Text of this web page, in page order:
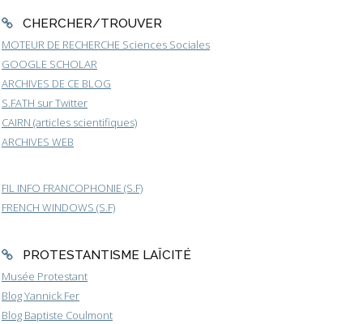
CHERCHER/TROUVER
MOTEUR DE RECHERCHE Sciences Sociales
GOOGLE SCHOLAR
ARCHIVES DE CE BLOG
S.FATH sur Twitter
CAIRN (articles scientifiques)
ARCHIVES WEB
FIL INFO FRANCOPHONIE (S.F)
FRENCH WINDOWS (S.F)
PROTESTANTISME LAÏCITÉ
Musée Protestant
Blog Yannick Fer
Blog Baptiste Coulmont